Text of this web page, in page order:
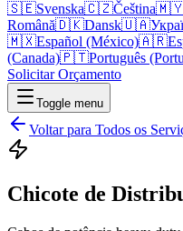
🇸🇪Svenska🇨🇿Čeština
Română🇩🇰Dansk🇺🇦
🇲🇽Español (México)🇦🇷
(Canada)🇵🇹Português
Solicitar Orçamento
Toggle menu
Voltar para Todos os
Chicote de